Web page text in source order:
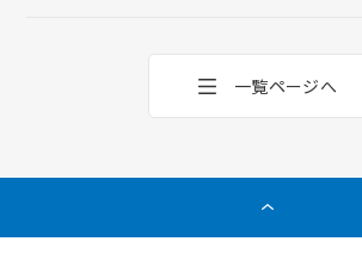
一覧ページへ